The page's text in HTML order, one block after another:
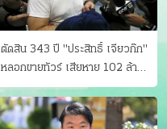
ตัดสิน 343 ปี "ประสิทธิ์ เจียวก๊ก"
หลอกขายทัวร์ เสียหาย 102 ล้าน
มีเหยื่อ 173 คน